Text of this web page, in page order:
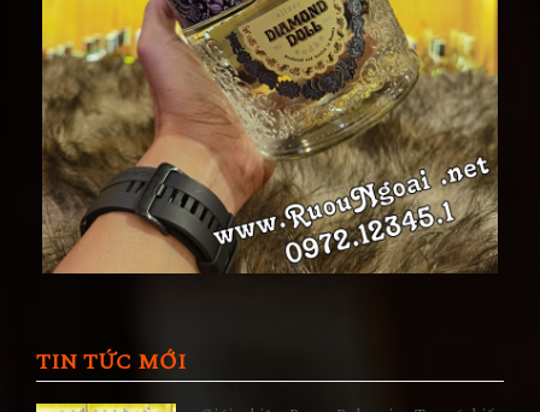
TIN TỨC MỚI